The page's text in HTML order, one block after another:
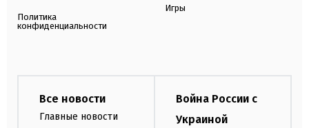
Политика
конфиденциальности
Игры
Все новости
Главные новости
Война России с
Украиной